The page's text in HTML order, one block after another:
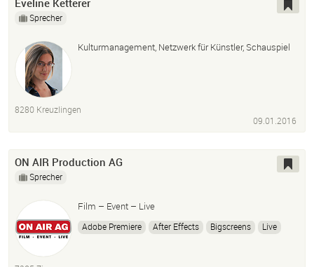
Eveline Ketterer
Sprecher
Kulturmanagement, Netzwerk für Künstler, Schauspiel
8280 Kreuzlingen
09.01.2016
ON AIR Production AG
Sprecher
Film – Event – Live
Adobe Premiere After Effects Bigscreens
Live